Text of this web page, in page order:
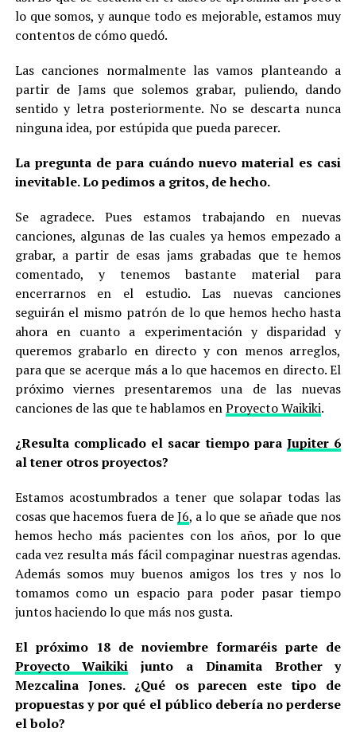
lo que somos, y aunque todo es mejorable, estamos muy
contentos de cómo quedó.
Las canciones normalmente las vamos planteando a
partir de Jams que solemos grabar, puliendo, dando
sentido y letra posteriormente. No se descarta nunca
ninguna idea, por estúpida que pueda parecer.
La pregunta de para cuándo nuevo material es casi
inevitable. Lo pedimos a gritos, de hecho.
Se agradece. Pues estamos trabajando en nuevas
canciones, algunas de las cuales ya hemos empezado a
grabar, a partir de esas jams grabadas que te hemos
comentado, y tenemos bastante material para
encerrarnos en el estudio. Las nuevas canciones
seguirán el mismo patrón de lo que hemos hecho hasta
ahora en cuanto a experimentación y disparidad y
queremos grabarlo en directo y con menos arreglos,
para que se acerque más a lo que hacemos en directo. El
próximo viernes presentaremos una de las nuevas
canciones de las que te hablamos enProyecto Waikiki.
¿Resulta complicado el sacar tiempo paraJupiter 6
al tener otros proyectos?
Estamos acostumbrados a tener que solapar todas las
cosas que hacemos fuera deJ6, a lo que se añade que nos
hemos hecho más pacientes con los años, por lo que
cada vez resulta más fácil compaginar nuestras agendas.
Además somos muy buenos amigos los tres y nos lo
tomamos como un espacio para poder pasar tiempo
juntos haciendo lo que más nos gusta.
El próximo 18 de noviembre formaréis parte de
Proyecto Waikiki junto a Dinamita Brother y
Mezcalina Jones. ¿Qué os parecen este tipo de
propuestas y por qué el público debería no perderse
el bolo?